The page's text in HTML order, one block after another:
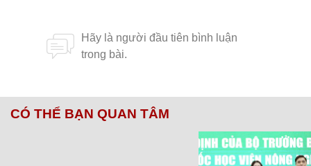
CÓ THỂ BẠN QUAN TÂM